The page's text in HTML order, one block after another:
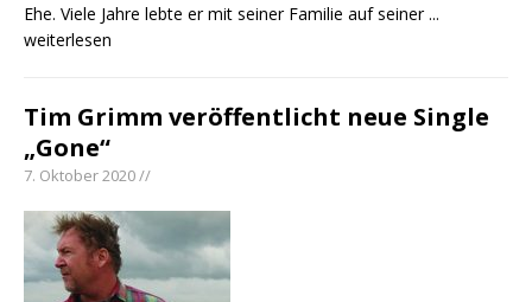
Ehe. Viele Jahre lebte er mit seiner Familie auf seiner ...
weiterlesen
Tim Grimm veröffentlicht neue Single
„Gone“
7. Oktober 2020 //